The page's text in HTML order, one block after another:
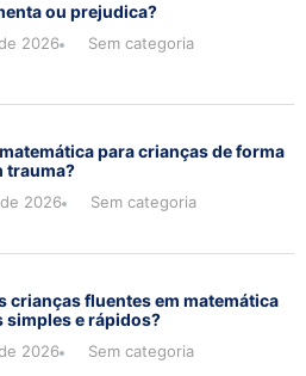
ou prejudica?
2026 Sem categoria
para crianças de forma
trauma?
2026 Sem categoria
crianças fluentes em matemática
simples e rápidos?
2026 Sem categoria